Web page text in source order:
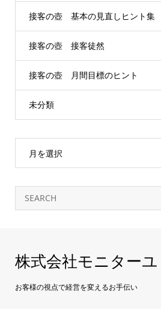
接客の壺 基本の見直しヒント集
接客の壺 接客徒然
接客の壺 月間目標のヒント
未分類
月を選択
株式会社モニターユ
お客様の視点で経営を変えるお手伝い